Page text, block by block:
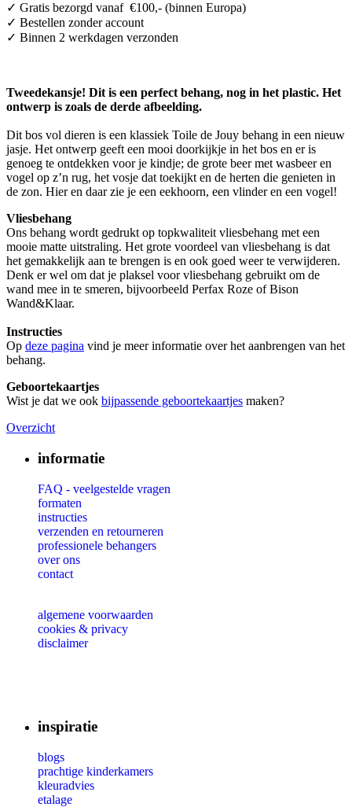
✓ Gratis bezorgd vanaf €100,- (binnen Europa)
✓ Bestellen zonder account
✓ Binnen 2 werkdagen verzonden
Tweedekansje! Dit is een perfect behang, nog in het plastic. Het
ontwerp is zoals de derde afbeelding.
Dit bos vol dieren is een klassiek Toile de Jouy behang in een nieuw
jasje. Het ontwerp geeft een mooi doorkijkje in het bos en er is
genoeg te ontdekken voor je kindje; de grote beer met wasbeer en
vogel op z’n rug, het vosje dat toekijkt en de herten die genieten in
de zon. Hier en daar zie je een eekhoorn, een vlinder en een vogel!
Vliesbehang
Ons behang wordt gedrukt op topkwaliteit vliesbehang met een
mooie matte uitstraling. Het grote voordeel van vliesbehang is dat
het gemakkelijk aan te brengen is en ook goed weer te verwijderen.
Denk er wel om dat je plaksel voor vliesbehang gebruikt om de
wand mee in te smeren, bijvoorbeeld Perfax Roze of Bison
Wand&Klaar.
Instructies
Op deze pagina vind je meer informatie over het aanbrengen van het
behang.
Geboortekaartjes
Wist je dat we ook bijpassende geboortekaartjes maken?
Overzicht
informatie
FAQ - veelgestelde vragen
formaten
instructies
verzenden en retourneren
professionele behangers
over ons
contact
algemene voorwaarden
cookies & privacy
disclaimer
inspiratie
blogs
prachtige kinderkamers
kleuradvies
etalage